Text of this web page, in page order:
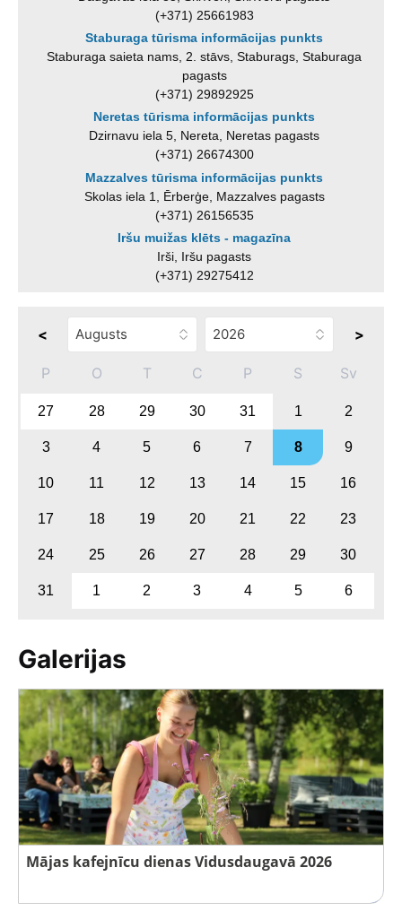
(+371) 25661983
Staburaga tūrisma informācijas punkts
Staburaga saieta nams, 2. stāvs, Staburags, Staburaga
pagasts
(+371) 29892925
Neretas tūrisma informācijas punkts
Dzirnavu iela 5, Nereta, Neretas pagasts
(+371) 26674300
Mazzalves tūrisma informācijas punkts
Skolas iela 1, Ērberģe, Mazzalves pagasts
(+371) 26156535
Iršu muižas klēts - magazīna
Irši, Iršu pagasts
(+371) 29275412
< >
P O T C P S Sv
27 28 29 30 31 1 2
3 4 5 6 7 8 9
10 11 12 13 14 15 16
17 18 19 20 21 22 23
24 25 26 27 28 29 30
31 1 2 3 4 5 6
Galerijas
Mājas kafejnīcu dienas Vidusdaugavā 2026